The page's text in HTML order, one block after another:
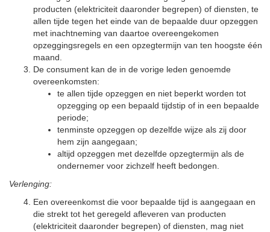
producten (elektriciteit daaronder begrepen) of diensten, te
allen tijde tegen het einde van de bepaalde duur opzeggen
met inachtneming van daartoe overeengekomen
opzeggingsregels en een opzegtermijn van ten hoogste één
maand.
De consument kan de in de vorige leden genoemde
overeenkomsten:
te allen tijde opzeggen en niet beperkt worden tot
opzegging op een bepaald tijdstip of in een bepaalde
periode;
tenminste opzeggen op dezelfde wijze als zij door
hem zijn aangegaan;
altijd opzeggen met dezelfde opzegtermijn als de
ondernemer voor zichzelf heeft bedongen.
Verlenging:
Een overeenkomst die voor bepaalde tijd is aangegaan en
die strekt tot het geregeld afleveren van producten
(elektriciteit daaronder begrepen) of diensten, mag niet